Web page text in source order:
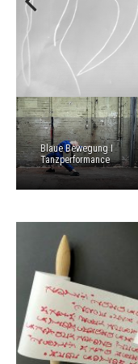
Previous
Blaue Bewegung I
Tanzperformance